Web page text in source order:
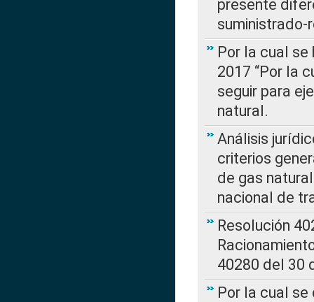
presente
Por la cual se
2017 “Por la
seguir para
natural.
Análisis
criterios
de gas
nacional de
Resolución
40280 del 30
Por la cual